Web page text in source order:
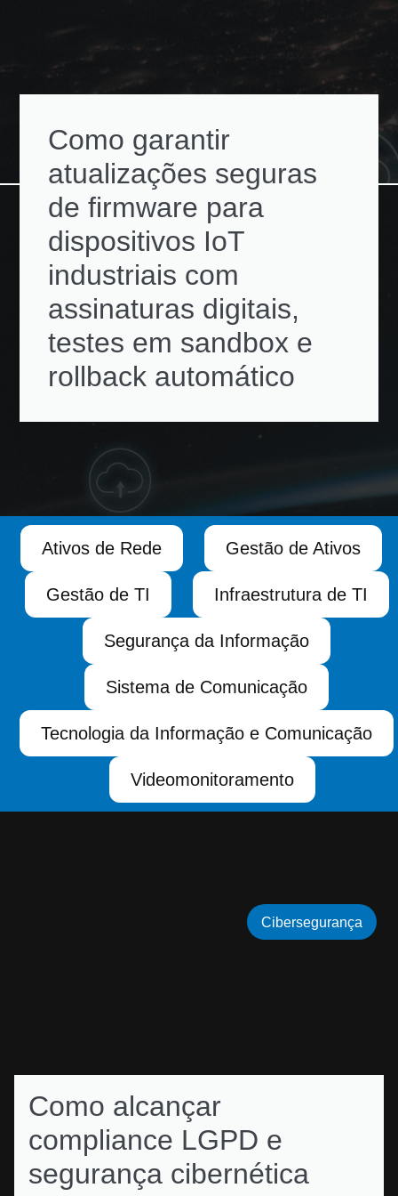
Como garantir
atualizações seguras
de firmware para
dispositivos IoT
industriais com
assinaturas digitais,
testes em sandbox e
rollback automático
Ativos de Rede Gestão de Ativos
Gestão de TI Infraestrutura de TI
Segurança da Informação
Sistema de Comunicação
Tecnologia da Informação e Comunicação
Videomonitoramento
Como alcançar
compliance LGPD e
segurança cibernética
Cibersegurança